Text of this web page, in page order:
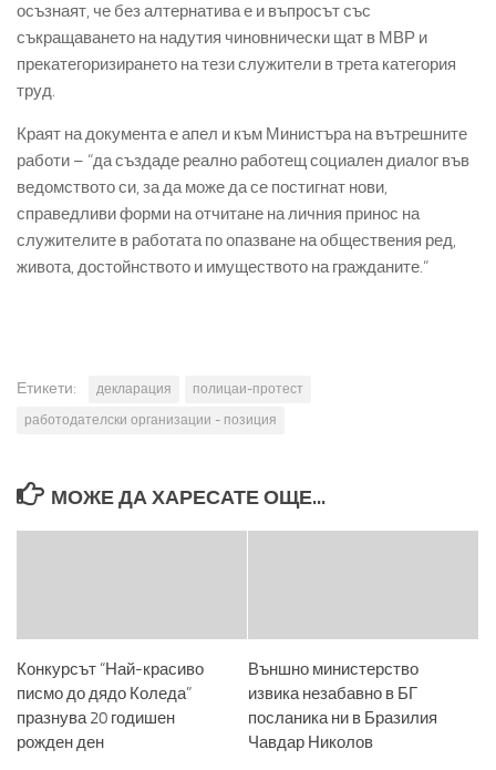
осъзнаят, че без алтернатива е и въпросът със
съкращаването на надутия чиновнически щат в МВР и
прекатегоризирането на тези служители в трета категория
труд.
Краят на документа е апел и към Министъра на вътрешните
работи – “да създаде реално работещ социален диалог във
ведомството си, за да може да се постигнат нови,
справедливи форми на отчитане на личния принос на
служителите в работата по опазване на обществения ред,
живота, достойнството и имуществото на гражданите.“
Етикети: декларация
полицаи-протест
работодателски организации - позиция
МОЖЕ ДА ХАРЕСАТЕ ОЩЕ...
Конкурсът “Най-красиво
писмо до дядо Коледа”
празнува 20 годишен
рожден ден
Външно министерство
извика незабавно в БГ
посланика ни в Бразилия
Чавдар Николов